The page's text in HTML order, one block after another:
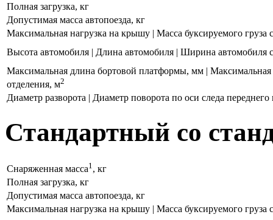
Полная загрузка, кг
Допустимая масса автопоезда, кг
Максимальная нагрузка на крышу | Масса буксируемого груза
Высота автомобиля | Длина автомобиля | Ширина
Максимальная длина бортовой платформы, мм |
отделения, м2
Диаметр разворота | Диаметр поворота по оси следа
Стандартный со
Снаряженная масса1 , кг
Полная загрузка, кг
Допустимая масса автопоезда, кг
Максимальная нагрузка на крышу | Масса буксируемого груза